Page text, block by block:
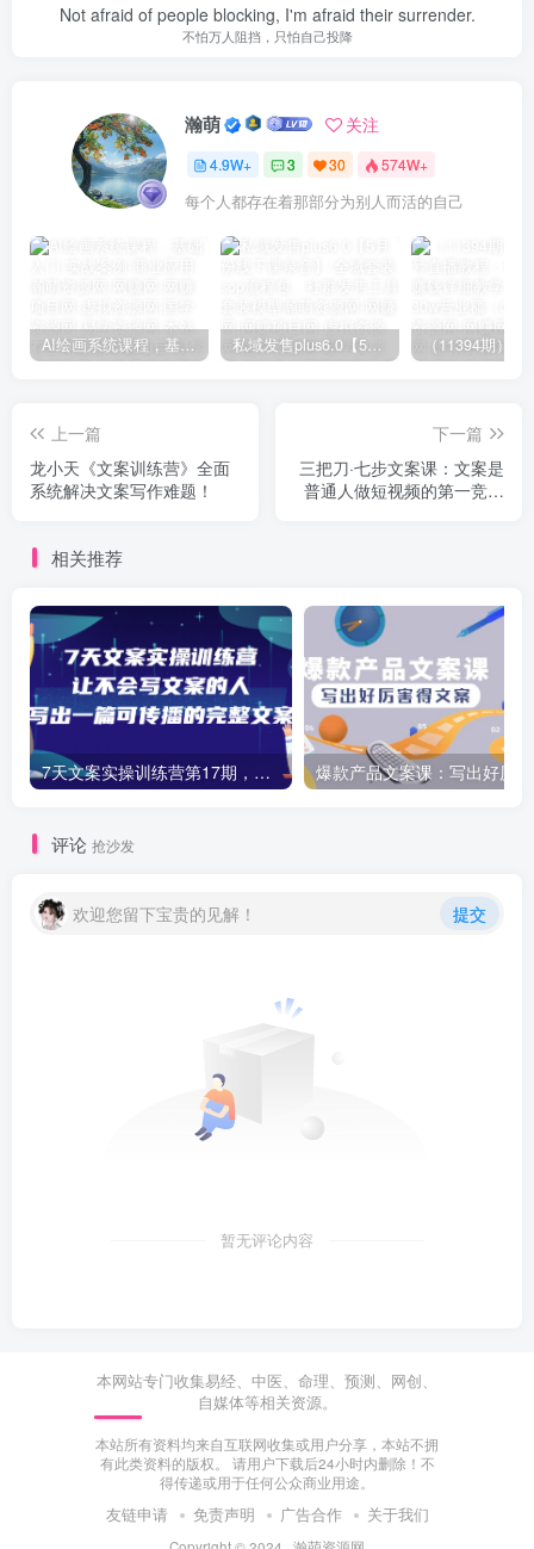
Not afraid of people blocking, I'm afraid their surrender.
不怕万人阻挡，只怕自己投降
瀚萌 关注
4.9W+ 3 30 574W+
每个人都存在着那部分为别人而活的自己
AI绘画系统课程，基础入门-实战案例-商业应用 私域发售plus6.0【5月份线下课录音】/全域套装sop流程包，社群发售工具套装模型
上一篇
龙小天《文案训练营》全面
系统解决文案写作难题！
下一篇
三把刀·七步文案课：文案是
普通人做短视频的第一竞争
相关推荐
7天文案实操训练营第17期，让不会写文案的人，写出一篇可传播的完整文案
评论 抢沙发
欢迎您留下宝贵的见解！ 提交
暂无评论内容
本网站专门收集易经、中医、命理、预测、网创、
自媒体等相关资源。
本站所有资料均来自互联网收集或用户分享，本站不拥
有此类资料的版权。 请用户下载后24小时内删除！不
得传递或用于任何公众商业用途。
友链申请 免责声明 广告合作 关于我们